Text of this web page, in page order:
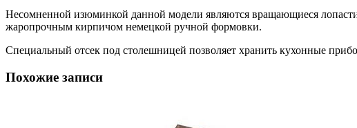
Несомненной изюминкой данной модели являются вращающиеся
жаропрочным кирпичом немецкой ручной формовки.
Специальный отсек под столешницей позволяет хранить кухонные
Похожие записи